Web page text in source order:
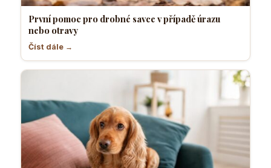
První pomoc pro drobné savce v případě úrazu
nebo otravy
Číst dále →